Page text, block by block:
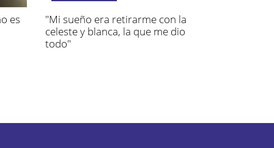
es
"Mi sueño era retirarme con la
celeste y blanca, la que me dio
todo"